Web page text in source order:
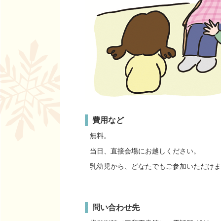
費用など
無料。
当日、直接会場にお越しください。
乳幼児から、どなたでもご参加いただけ
問い合わせ先